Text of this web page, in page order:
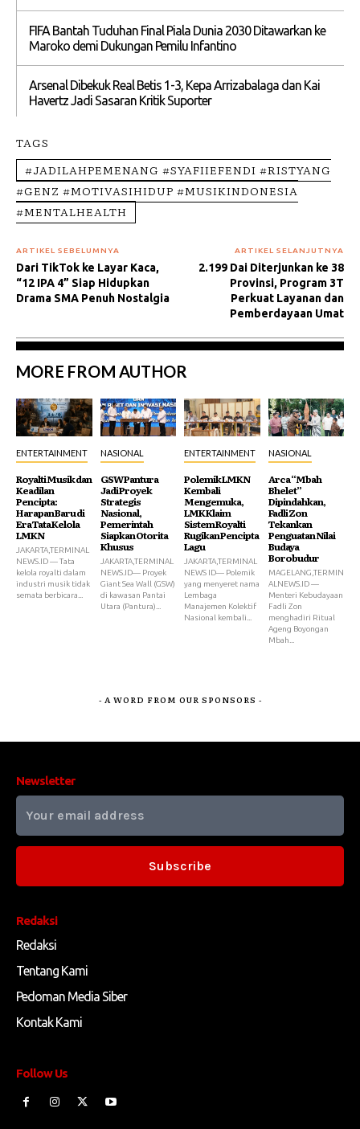
FIFA Bantah Tuduhan Final Piala Dunia 2030 Ditawarkan ke
Maroko demi Dukungan Pemilu Infantino
Arsenal Dibekuk Real Betis 1-3, Kepa Arrizabalaga dan Kai
Havertz Jadi Sasaran Kritik Suporter
TAGS
#JADILAHPEMENANG #SYAFIIEFENDI #RISTYANG
#GENZ #MOTIVASIHIDUP #MUSIKINDONESIA
#MENTALHEALTH
ARTIKEL SEBELUMNYA
Dari TikTok ke Layar Kaca,
“12 IPA 4” Siap Hidupkan
Drama SMA Penuh Nostalgia
ARTIKEL SELANJUTNYA
2.199 Dai Diterjunkan ke 38
Provinsi, Program 3T
Perkuat Layanan dan
Pemberdayaan Umat
MORE FROM AUTHOR
ENTERTAINMENT
Royalti Musik dan
Keadilan
Pencipta:
Harapan Baru di
Era Tata Kelola
LMKN
JAKARTA,TERMINAL
NEWS.ID — Tata
kelola royalti dalam
industri musik tidak
semata berbicara...
NASIONAL
GSW Pantura
Jadi Proyek
Strategis
Nasional,
Pemerintah
Siapkan Otorita
Khusus
JAKARTA,TERMINAL
NEWS.ID— Proyek
Giant Sea Wall (GSW)
di kawasan Pantai
Utara (Pantura)...
ENTERTAINMENT
Polemik LMKN
Kembali
Mengemuka,
LMK Klaim
Sistem Royalti
Rugikan Pencipta
Lagu
JAKARTA,TERMINAL
NEWS ID— Polemik
yang menyeret nama
Lembaga
Manajemen Kolektif
Nasional kembali...
NASIONAL
Arca “Mbah
Bhelet”
Dipindahkan,
Fadli Zon
Tekankan
Penguatan Nilai
Budaya
Borobudur
MAGELANG,TERMIN
ALNEWS.ID —
Menteri Kebudayaan
Fadli Zon
menghadiri Ritual
Ageng Boyongan
Mbah...
- A WORD FROM OUR SPONSORS -
Redaksi
Redaksi
Tentang Kami
Pedoman Media Siber
Kontak Kami
Follow Us
Newsletter
Subscribe